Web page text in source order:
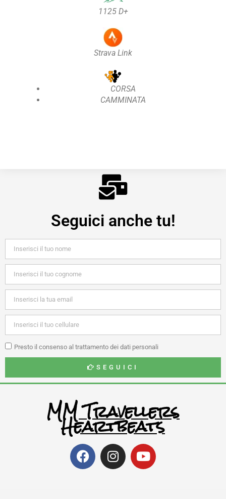
1125 D+
Strava Link
CORSA
CAMMINATA
Seguici anche tu!
Presto il consenso al trattamento dei dati personali
SEGUICI
MM Travellers
Heartbeats